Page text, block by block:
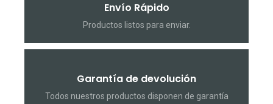
Envío Rápido
Productos listos para enviar.
Garantía de devolución
Todos nuestros productos disponen de garantía